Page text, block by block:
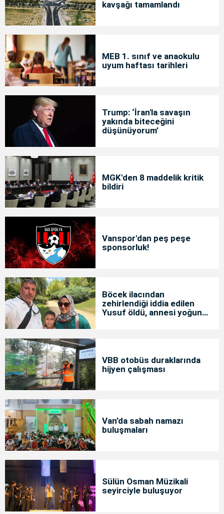
kavşağı tamamlandı
MEB 1. sınıf ve anaokulu
uyum haftası tarihleri
Trump: ‘İran'la savaşın
yakında biteceğini
düşünüyorum’
MGK'den 8 maddelik kritik
bildiri
Vanspor'dan peş peşe
sponsorluk!
Böcek ilacından
zehirlendiği iddia edilen
Yusuf öldü, annesi yoğun
VBB otobüs duraklarında
hijyen çalışması
Van’da sabah namazı
buluşmaları
Sülün Osman Müzikali
seyirciyle buluşuyor